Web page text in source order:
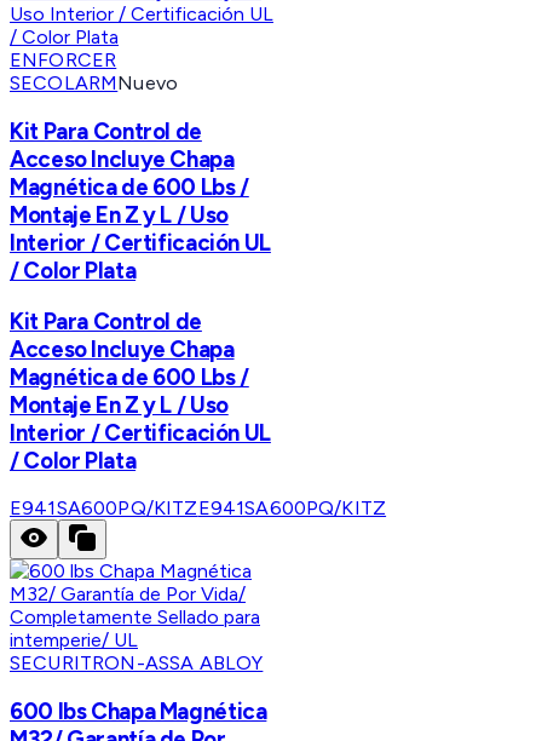
ENFORCER
SECOLARMNuevo
Kit Para Control de
Acceso Incluye Chapa
Magnética de 600 Lbs /
Montaje En Z y L / Uso
Interior / Certificación UL
/ Color Plata
Kit Para Control de
Acceso Incluye Chapa
Magnética de 600 Lbs /
Montaje En Z y L / Uso
Interior / Certificación UL
/ Color Plata
E941SA600PQ/KITZE941SA600PQ/KITZ
SECURITRON-ASSA ABLOY
600 lbs Chapa Magnética